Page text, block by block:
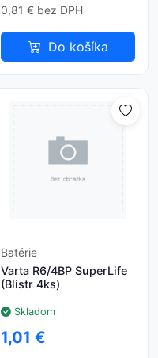
0,81 € bez DPH
Do košíka
Batérie
Varta R6/4BP SuperLife
(Blistr 4ks)
Skladom
1,01 €